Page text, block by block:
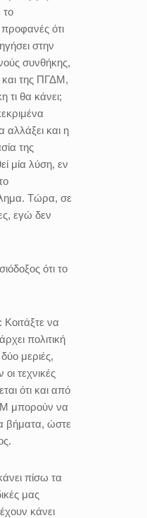
το
ότι
στην
συνθήκης,
και της ΠΓΔΜ,
τι θα κάνει;
αλλάξει και η
της
μία λύση, εν
Τώρα, σε
εγώ δεν
ότι το
Κοιτάξτε να
πολιτική
μεριές,
τεχνικές
ότι και από
μπορούν να
βήματα, ώστε
πίσω τα
μας
κάνει